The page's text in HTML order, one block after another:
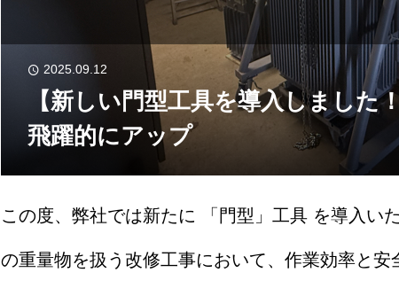
2025.09.12
【新しい門型工具を導入しました
飛躍的にアップ
この度、弊社では新たに 「門型」工具 を導入い
の重量物を扱う改修工事において、作業効率と